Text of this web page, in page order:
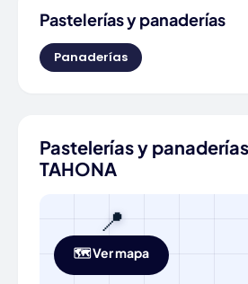
Pastelerías y panaderías
Panaderías
Pastelerías y
TAHONA
📍
🗺️ Ver mapa